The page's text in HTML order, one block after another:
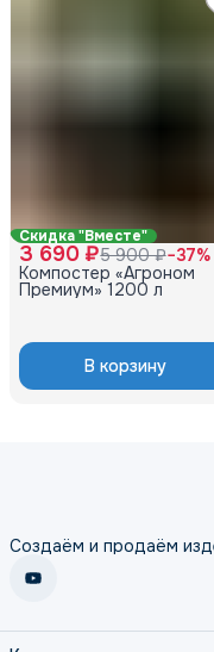
Скидка "Вместе"
3 690 ₽5 900 ₽−37%
Компостер «Агроном
Премиум» 1200 л
В корзину
Создаём и продаём